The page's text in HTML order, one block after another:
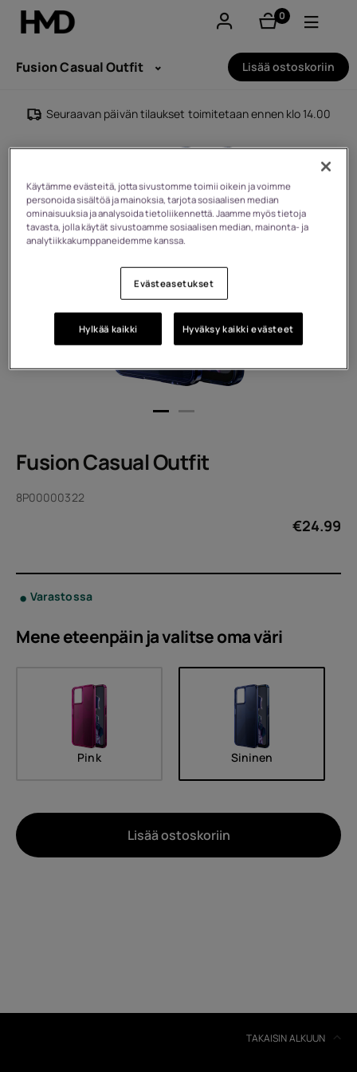
0
tuotteet
Smartphones
Perinteiset puhelimet
Lisävarusteet
Tarjoukset
Fusion Casual Outfit Lisää ostoskoriin
Seuraavan päivän tilaukset toimitetaan ennen klo 14.00
Fusion Casual Outfit
8P00000322
€24.99
Varastossa
Mene eteenpäin ja valitse omaväri
Pink Sininen
Lisää ostoskoriin
TAKAISIN ALKUUN
Käytämme evästeitä, jotta sivustomme toimii oikein ja voimme
personoida sisältöä ja mainoksia, tarjota sosiaalisen median
ominaisuuksia ja analysoida tietoliikennettä. Jaamme myös tietoja
tavasta, jolla käytät sivustoamme sosiaalisen median, mainonta- ja
analytiikkakumppaneidemme kanssa.
Evästeasetukset
Hylkää kaikki Hyväksy kaikki evästeet